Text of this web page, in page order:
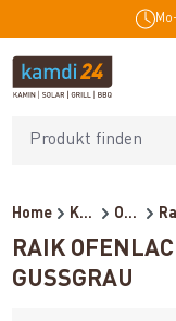
Home Kaminzubehör Ofenrohre für Holzöfen
RAIK
GUSSGRAU